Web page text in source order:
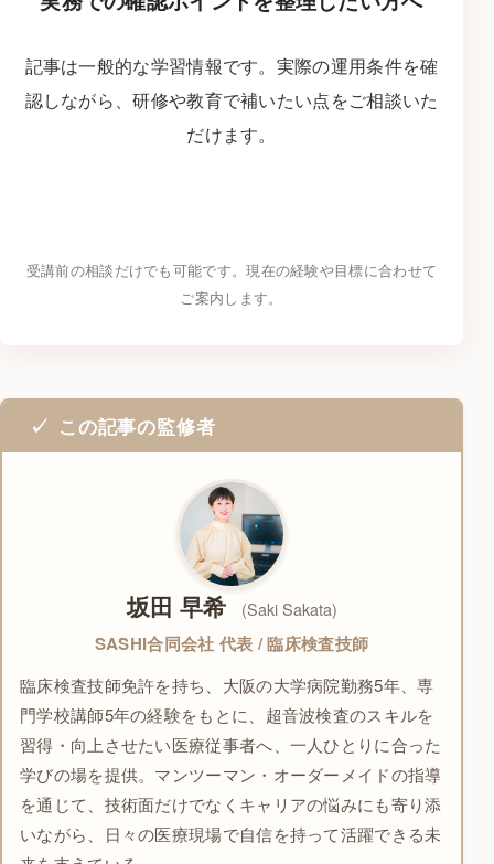
記事は一般的な学習情報です。実際の運用条件を確
認しながら、研修や教育で補いたい点をご相談いた
だけます。
受講前の相談だけでも可能です。現在の経験や目標に合わせて
ご案内します。
この記事の監修者
坂田 早希 (Saki Sakata)
SASHI合同会社 代表 / 臨床検査技師
臨床検査技師免許を持ち、大阪の大学病院勤務5年、専
門学校講師5年の経験をもとに、超音波検査のスキルを
習得・向上させたい医療従事者へ、一人ひとりに合った
学びの場を提供。マンツーマン・オーダーメイドの指導
を通じて、技術面だけでなくキャリアの悩みにも寄り添
いながら、日々の医療現場で自信を持って活躍できる未